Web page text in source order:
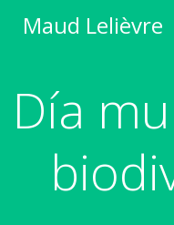
Maud Lelièvre
Día